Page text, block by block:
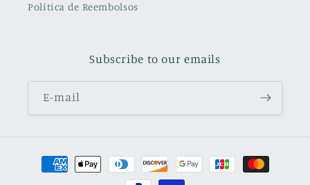
Política de Reembolsos
Subscribe to our emails
E-mail
Métodos